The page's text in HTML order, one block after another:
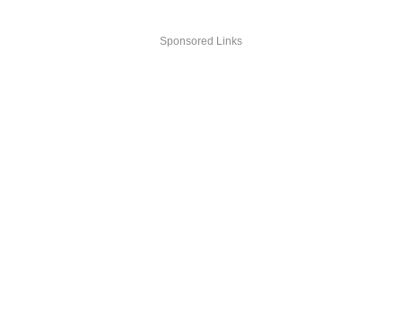
Sponsored Links